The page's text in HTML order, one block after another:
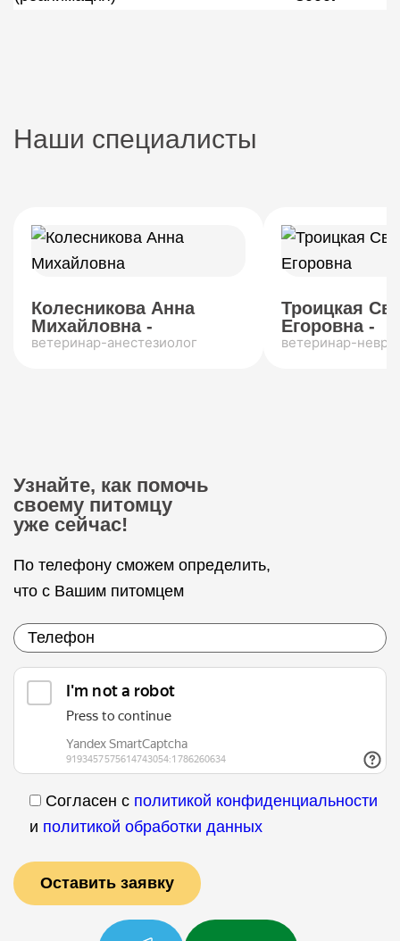
Наши специалисты
Колесникова Анна
Михайловна -
ветеринар-анестезиолог
Троицкая
Егоровна -
ветеринар-
Узнайте, как помочь
своему питомцу
уже сейчас!
По телефону сможем определить,
что с Вашим питомцем
Согласен с политикой конфиденциальности
и политикой обработки данных